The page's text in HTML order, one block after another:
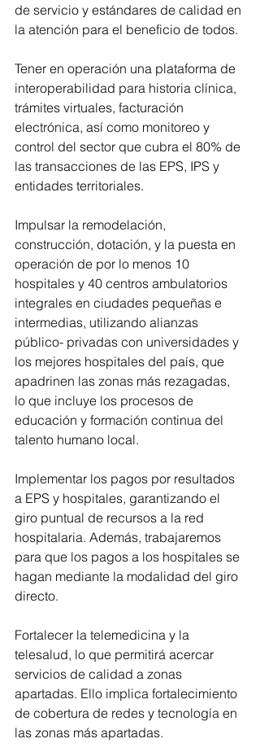
de servicio y estándares de calidad en
la atención para el beneficio de todos.
Tener en operación una plataforma de
interoperabilidad para historia clínica,
trámites virtuales, facturación
electrónica, así como monitoreo y
control del sector que cubra el 80% de
las transacciones de las EPS, IPS y
entidades territoriales.
Impulsar la remodelación,
construcción, dotación, y la puesta en
operación de por lo menos 10
hospitales y 40 centros ambulatorios
integrales en ciudades pequeñas e
intermedias, utilizando alianzas
público- privadas con universidades y
los mejores hospitales del país, que
apadrinen las zonas más rezagadas,
lo que incluye los procesos de
educación y formación continua del
talento humano local.
Implementar los pagos por resultados
a EPS y hospitales, garantizando el
giro puntual de recursos a la red
hospitalaria. Además, trabajaremos
para que los pagos a los hospitales se
hagan mediante la modalidad del giro
directo.
Fortalecer la telemedicina y la
telesalud, lo que permitirá acercar
servicios de calidad a zonas
apartadas. Ello implica fortalecimiento
de cobertura de redes y tecnología en
las zonas más apartadas.